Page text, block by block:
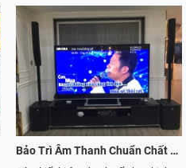
dòng amply nghe nhạc hay nhất hiện
nay. Sau nhiều năm hoạt động và
phát triển, amply denon đã có mặt
trên thế giới và trong đó có Việt Nam.
Tuy nhiên, sau một khoảng thời gian
sử dụng nhất định, chắc chắn thiết bị
sẽ xảy ra tình trạng hư hỏng và lỗi
thường gặp là amply denon không
lên nguồn. Hãy cùng Chánh Huy
Audio– là công ty hoạt động chính
Bảo Trì Âm Thanh Chuẩn Chất Lượng Tại Trung Tâm Chánh Huy